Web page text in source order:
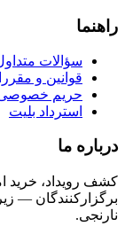
راهنما
سؤالات
قوانین و
حریم
استرداد بلیت
درباره ما
کشف رویداد، خرید
برگزارکنندگان —
نارنجی.